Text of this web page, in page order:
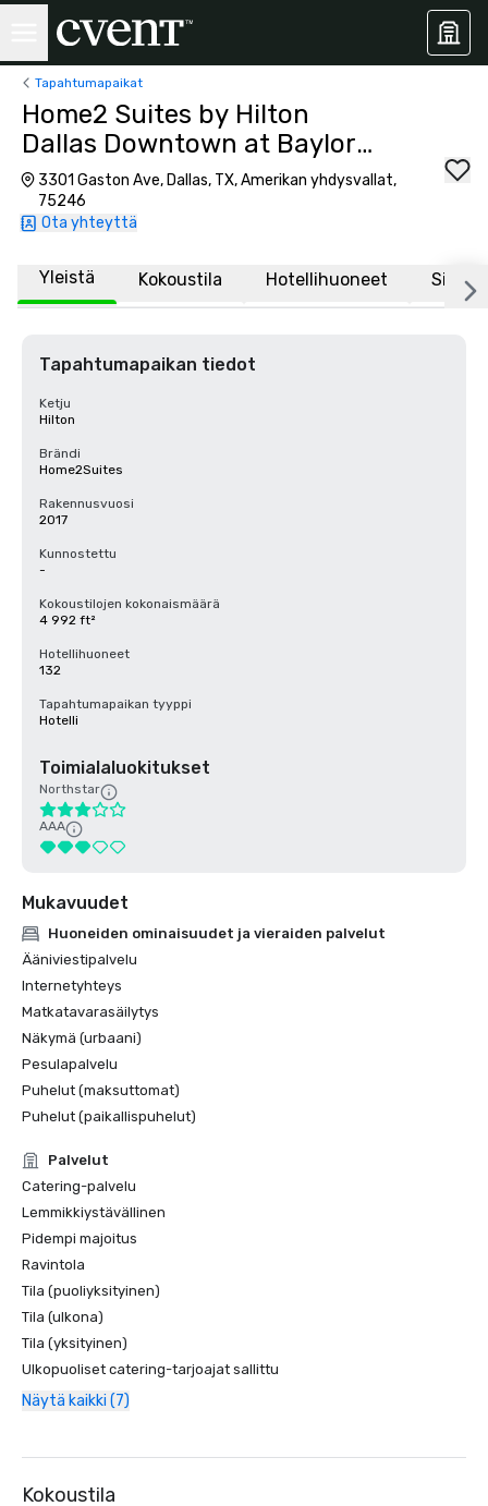
Tapahtumapaikat
Home2 Suites by Hilton
Dallas Downtown at Baylor
Scott & White
3301 Gaston Ave, Dallas, TX, Amerikan yhdysvallat,
75246
Ota yhteyttä
Yleistä Kokoustila Hotellihuoneet Sijainti
Tapahtumapaikan tiedot
Ketju
Hilton
Brändi
Home2Suites
Rakennusvuosi
2017
Kunnostettu
-
Kokoustilojen kokonaismäärä
4 992 ft²
Hotellihuoneet
132
Tapahtumapaikan tyyppi
Hotelli
Toimialaluokitukset
Northstar
AAA
Mukavuudet
Huoneiden ominaisuudet ja vieraiden palvelut
Ääniviestipalvelu
Internetyhteys
Matkatavarasäilytys
Näkymä (urbaani)
Pesulapalvelu
Puhelut (maksuttomat)
Puhelut (paikallispuhelut)
Palvelut
Catering-palvelu
Lemmikkiystävällinen
Pidempi majoitus
Ravintola
Tila (puoliyksityinen)
Tila (ulkona)
Tila (yksityinen)
Ulkopuoliset catering-tarjoajat sallittu
Näytä kaikki (7)
Kokoustila